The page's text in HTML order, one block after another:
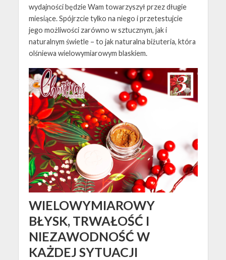
wydajności będzie Wam towarzyszył przez długie
miesiące. Spójrzcie tylko na niego i przetestujcie
jego możliwości zarówno w sztucznym, jak i
naturalnym świetle – to jak naturalna biżuteria, która
olśniewa wielowymiarowym blaskiem.
WIELOWYMIAROWY
BŁYSK, TRWAŁOŚĆ I
NIEZAWODNOŚĆ W
KAŻDEJ SYTUACJI